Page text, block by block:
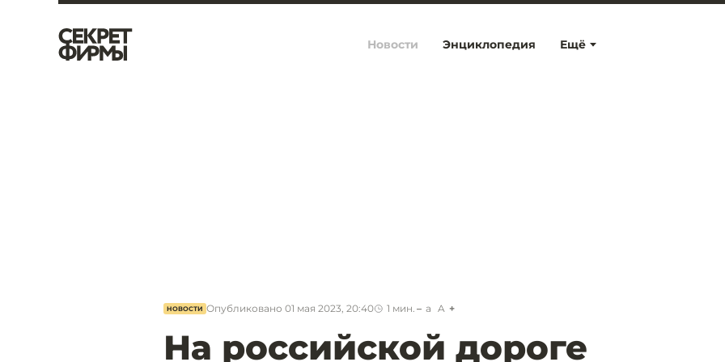
Ещё
Новости Энциклопедия
НОВОСТИ Опубликовано 01 мая 2023, 20:40 1 мин. a A
На российской дороге